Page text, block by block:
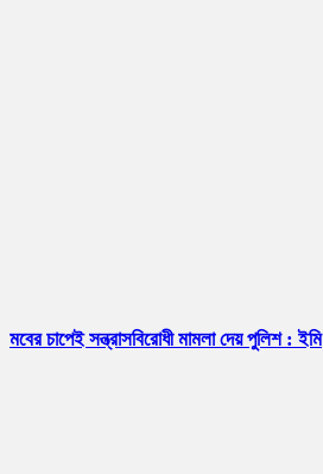
মবের চাপেই সন্ত্রাসবিরোধী মামলা দেয় পুলিশ : ইমি